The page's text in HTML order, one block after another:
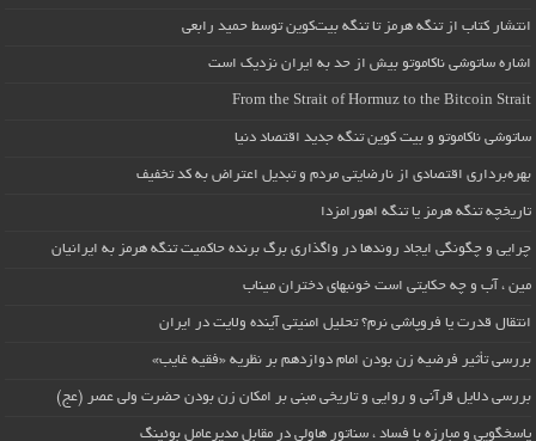
انتشار کتاب از تنگه هرمز تا تنگه بیت‌کوین توسط حمید رابعی
اشاره ساتوشی ناکاموتو بیش از حد به ایران نزدیک است
From the Strait of Hormuz to the Bitcoin Strait
ساتوشی ناکاموتو و بیت کوین تنگه جدید اقتصاد دنیا
بهره‌برداری اقتصادی از نارضایتی مردم و تبدیل اعتراض به کد تخفیف
تاریخچه تنگه هرمز یا تنگه اهورامزدا
چرایی و چگونگی ایجاد روندها در واگذاری برگ برنده حاکمیت تنگه هرمز به ایرانیان
مین ، آب و چه حکایتی است خونبهای دختران میناب
انتقال قدرت یا فروپاشی نرم؟ تحلیل امنیتی آینده ولایت در ایران
بررسی تأثیر فرضیه زن بودن امام دوازدهم بر نظریه «فقیه غایب»
بررسی دلایل قرآنی و روایی و تاریخی مبنی بر امکان زن بودن حضرت ولی عصر (عج)
پاسخگویی و مبارزه با فساد ، سناتور هاولی در مقابل مدیرعامل بوئینگ